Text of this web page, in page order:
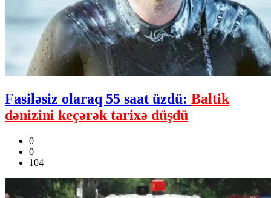
Fasiləsiz olaraq 55 saat üzdü: Baltik
dənizini keçərək tarixə düşdü
0
0
104